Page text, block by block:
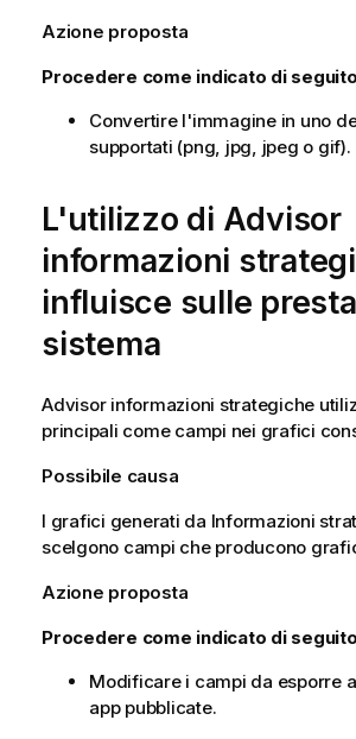
Azione proposta
Procedere come indicato di
Convertire l'immagine in uno
supportati (png, jpg, jpeg o gif).
L'utilizzo di Advisor
informazioni
influisce sulle
sistema
Advisor informazioni strategiche
principali come campi nei grafici
Possibile causa
I grafici generati da Informazioni
scelgono campi che producono
Azione proposta
Procedere come indicato di
Modificare i campi da esporre
app pubblicate.